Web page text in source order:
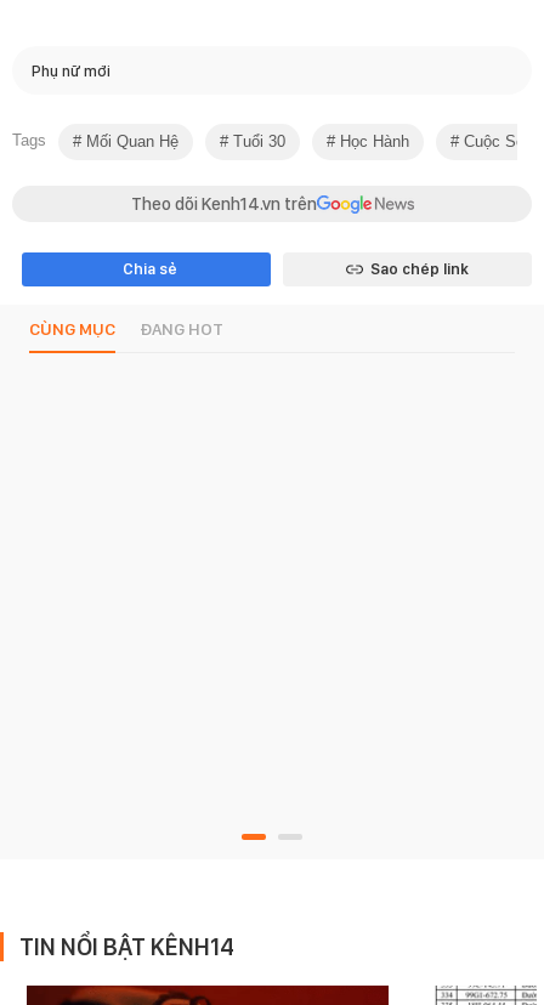
Phụ nữ mới
Tags Mối Quan Hệ Tuổi 30 Học Hành Cuộc Sống
Theo dõi Kenh14.vn trên
Chia sẻ Sao chép link
CÙNG MỤC ĐANG HOT
TIN NỔI BẬT KÊNH14